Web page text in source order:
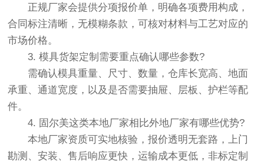
正规厂家会提供分项报价单，明确各项费用构成，
合同标注清晰，无模糊条款，可核对材料与工艺对应的
市场价格。
3. 模具货架定制需要重点确认哪些参数?
需确认模具重量、尺寸、数量，仓库长宽高、地面
承重、通道宽度，以及是否需要抽屉、层板、护栏等配
件。
4. 固尔美这类本地厂家相比外地厂家有哪些优势?
本地厂家资质可实地核验，报价透明无套路，上门
勘测、安装、售后响应更快，运输成本更低，非标定制